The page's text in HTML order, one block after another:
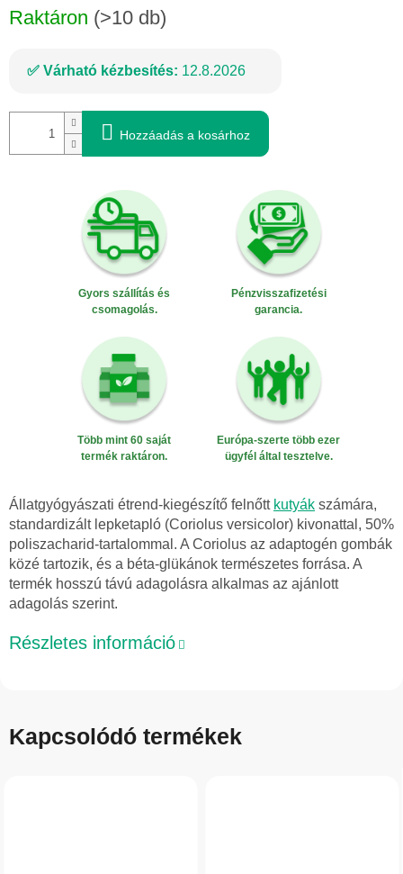
Raktáron (>10 db)
Várható kézbesítés: 12.8.2026
Hozzáadás a kosárhoz
Gyors szállítás és
csomagolás.
Pénzvisszafizetési
garancia.
Több mint 60 saját
termék raktáron.
Európa-szerte több ezer
ügyfél által tesztelve.
Állatgyógyászati étrend-kiegészítő felnőtt kutyák számára,
standardizált lepketapló (Coriolus versicolor) kivonattal, 50%
poliszacharid-tartalommal. A Coriolus az adaptogén gombák
közé tartozik, és a béta-glükánok természetes forrása. A
termék hosszú távú adagolásra alkalmas az ajánlott
adagolás szerint.
Részletes információ
Kapcsolódó termékek